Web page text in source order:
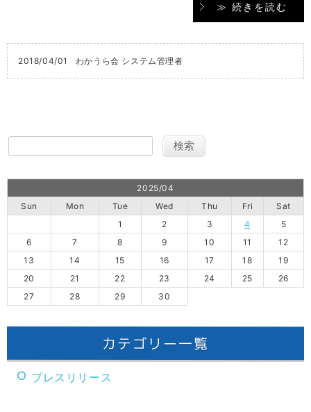
≫ 続きを読む
2018/04/01 わかうら会 システム管理者
2025/04
Sun
Mon Tue Wed Thu Fri
Sat
1
2 3 4
5
6
7 8 9 10 11
12
13
14 15 16 17 18
19
20
21 22 23 24 25
26
27
28 29 30
カテゴリー一覧
プレスリリース